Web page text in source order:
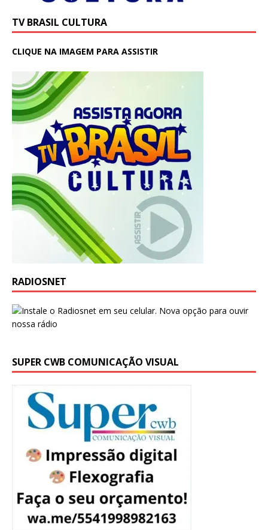
TV BRASIL CULTURA
CLIQUE NA IMAGEM PARA ASSISTIR
RADIOSNET
SUPER CWB COMUNICAÇÃO VISUAL